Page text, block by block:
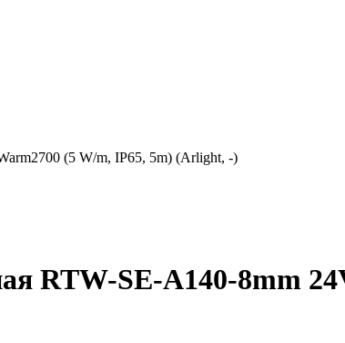
(5 W/m, IP65, 5m) (Arlight, -)
RTW-SE-A140-8mm